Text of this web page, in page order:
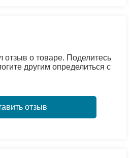
отзыв о товаре. Поделитесь
другим определиться с
отзыв